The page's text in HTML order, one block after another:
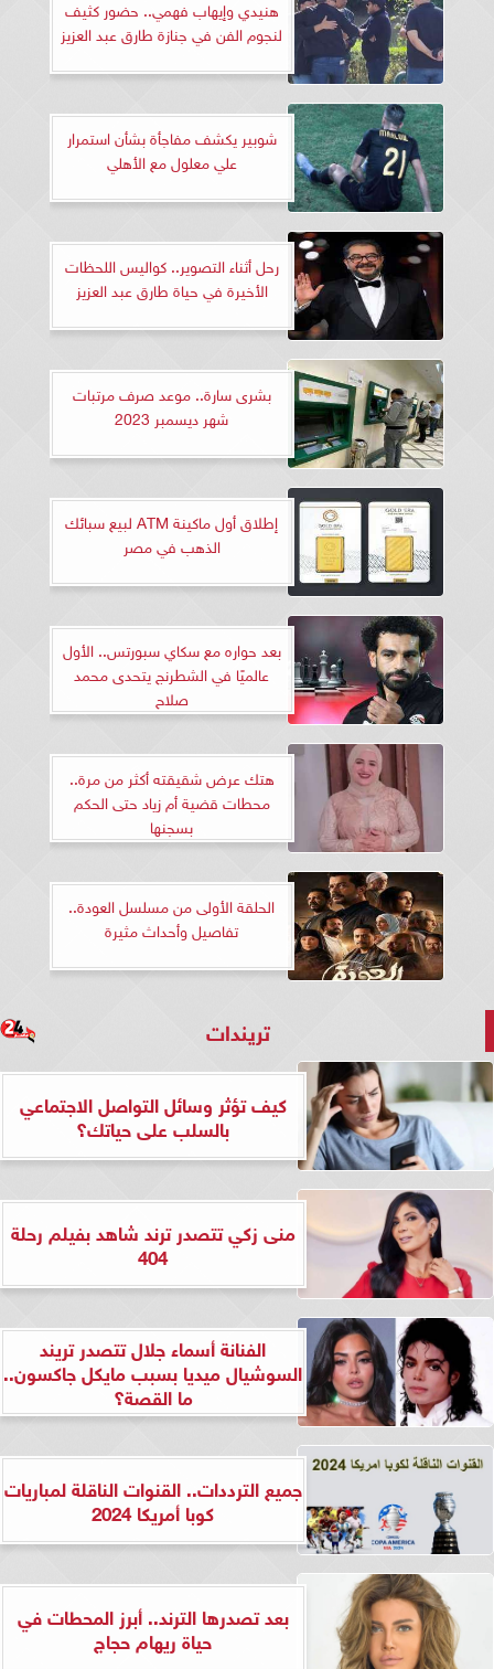
هنيدي وإيهاب فهمي.. حضور كثيف
لنجوم الفن في جنازة طارق عبد العزيز
شوبير يكشف مفاجأة بشأن استمرار
علي معلول مع الأهلي
رحل أثناء التصوير.. كواليس اللحظات
الأخيرة في حياة طارق عبد العزيز
بشرى سارة.. موعد صرف مرتبات
شهر ديسمبر 2023
إطلاق أول ماكينة ATM لبيع سبائك
الذهب في مصر
بعد حواره مع سكاي سبورتس.. الأول
عالميًا في الشطرنج يتحدى محمد
صلاح
هتك عرض شقيقته أكثر من مرة..
محطات قضية أم زياد حتى الحكم
بسجنها
الحلقة الأولى من مسلسل العودة..
تفاصيل وأحداث مثيرة
تريندات
كيف تؤثر وسائل التواصل الاجتماعي
بالسلب على حياتك؟
منى زكي تتصدر ترند شاهد بفيلم رحلة
404
الفنانة أسماء جلال تتصدر تريند
السوشيال ميديا بسبب مايكل جاكسون..
ما القصة؟
جميع الترددات.. القنوات الناقلة لمباريات
كوبا أمريكا 2024
بعد تصدرها الترند.. أبرز المحطات في
حياة ريهام حجاج